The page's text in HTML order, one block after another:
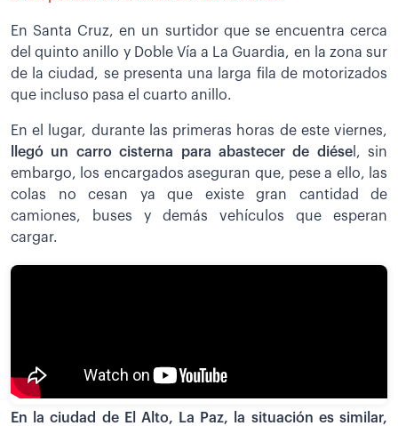
En Santa Cruz, en un surtidor que se encuentra cerca
del quinto anillo y Doble Vía a La Guardia, en la zona sur
de la ciudad, se presenta una larga fila de motorizados
que incluso pasa el cuarto anillo.
En el lugar, durante las primeras horas de este viernes,
llegó un carro cisterna para abastecer de diésel, sin
embargo, los encargados aseguran que, pese a ello, las
colas no cesan ya que existe gran cantidad de
camiones, buses y demás vehículos que esperan
cargar.
En la ciudad de El Alto, La Paz, la situación es similar,